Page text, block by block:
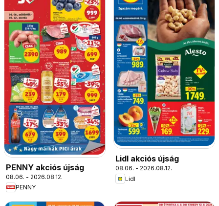
PENNY akciós újság
08.06. - 2026.08.12.
PENNY
Lidl akciós újság
08.06. - 2026.08.12.
Lidl